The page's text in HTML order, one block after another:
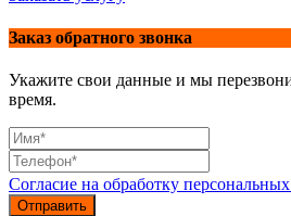
Заказ обратного звонка
Укажите свои данные и мы
время.
Согласие на обработку
Отправить